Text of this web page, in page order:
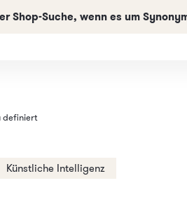
Shop-Suche, wenn es um
definiert
Künstliche Intelligenz